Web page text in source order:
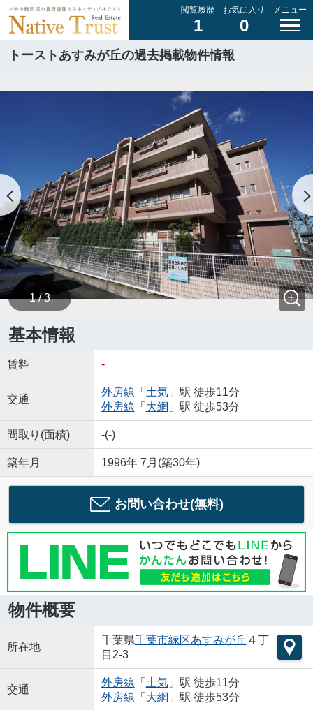
閲覧履歴
1
お気に入り
0
メニュー
トーストあすみが丘の過去掲載物件情報
1 / 3
基本情報
賃料 -
交通
外房線 「 土気」駅 徒歩11分
外房線 「 大網 」駅 徒歩53分
間取り(面積) -(-)
築年月 1996年 7月(築30年)
お問い合わせ(無料)
物件概要
所在地
千葉県千葉市緑区あすみが丘 ４丁
目2-3
交通
外房線 「 土気」駅 徒歩11分
外房線 「 大網 」駅 徒歩53分